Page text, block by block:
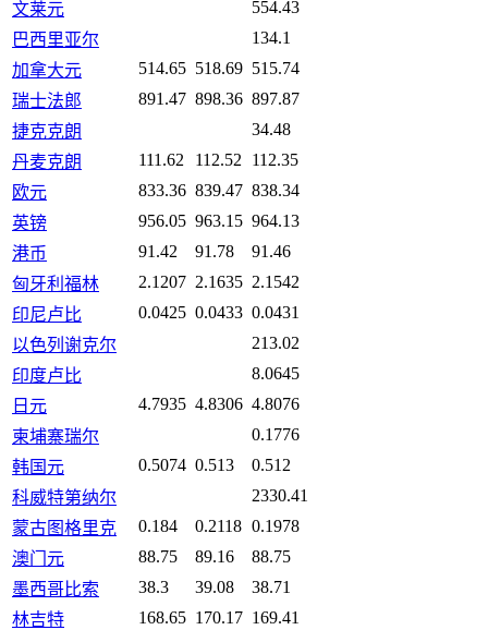
文莱元
554.43
巴西里亚尔
134.1
加拿大元
514.65 518.69 515.74
瑞士法郎
891.47 898.36 897.87
捷克克朗
34.48
丹麦克朗
111.62 112.52
112.35
欧元
833.36 839.47 838.34
英镑
956.05 963.15 964.13
港币
91.42 91.78
91.46
匈牙利福林
2.1207 2.1635 2.1542
印尼卢比
0.0425 0.0433 0.0431
以色列谢克尔
213.02
印度卢比
8.0645
日元
4.7935 4.8306 4.8076
柬埔寨瑞尔
0.1776
韩国元
0.5074 0.513
0.512
科威特第纳尔
2330.41
蒙古图格里克
0.184 0.2118 0.1978
澳门元
88.75 89.16
88.75
墨西哥比索
38.3 39.08
38.71
林吉特
168.65 170.17 169.41